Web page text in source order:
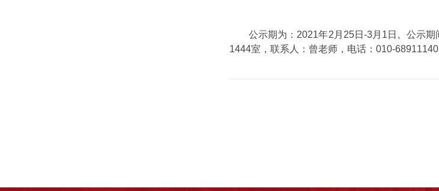
公示期为：2021年2月25日-3月1日。公示
1444室，联系人：曾老师， 电话 ：010-68911140